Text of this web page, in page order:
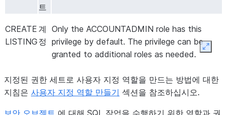
contract_duration_months 계약 기간(개월)입
invoice_start_date_preference선호하는 청구서
중 하나입니다.
트
CREATE
LISTING
계
정
Only the ACCOUNTADMIN role has this
privilege by default. The privilege can be
granted to additional roles as needed.
지정된 권한 세트로 사용자 지정 역할을 만드는 방법에 대한
지침은 사용자 지정 역할 만들기 섹션을 참조하십시오.
보안 오브젝트 에 대해 SQL 작업을 수행하기 위한 역할과 권